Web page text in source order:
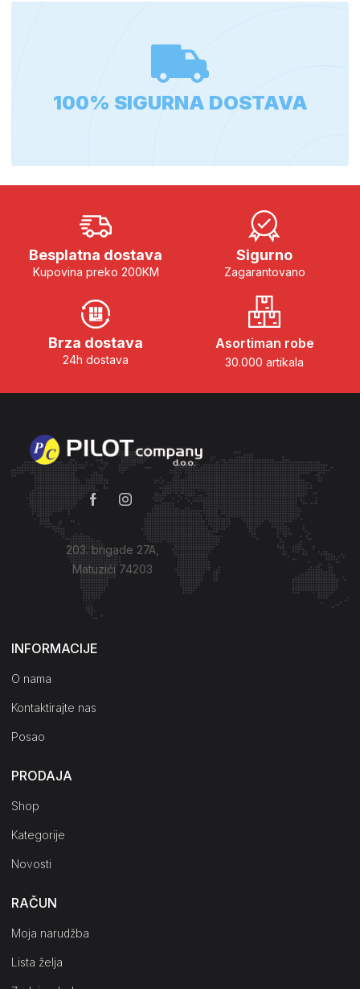
100% SIGURNA DOSTAVA
Besplatna dostava
Kupovina preko 200KM
Sigurno
Zagarantovano
Brza dostava
24h dostava
Asortiman robe
30.000 artikala
203. brigade 27A,
Matuzići 74203
Kako do nas?
INFORMACIJE
O nama
Kontaktirajte nas
Posao
PRODAJA
Shop
Kategorije
Novosti
RAČUN
Moja narudžba
Lista želja